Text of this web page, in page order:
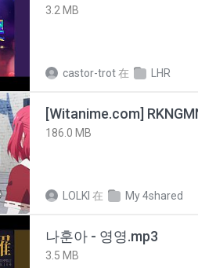
3.2 MB
castor-trot在 LHR
186.0 MB
LOLKI 在 My 4shared
나훈아 - 영영.mp3
3.5 MB